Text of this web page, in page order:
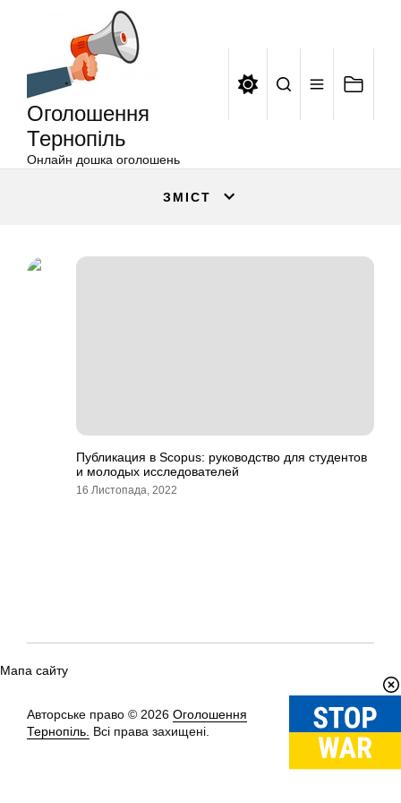
Оголошення
Тернопіль
Онлайн дошка оголошень
ЗМІСТ
Публикация в Scopus: руководство для студентов
и молодых исследователей
16 Листопада, 2022
Мапа сайту
Авторське право © 2026 Оголошення
Тернопіль. Всі права захищені.
Вгору↑